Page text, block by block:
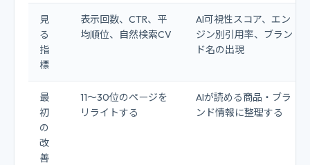
見
る
指
標
表示回数、CTR、平
均順位、自然検索CV
AI可視性スコア、エン
ジン別引用率、ブラン
ド名の出現
最
初
の
改
善
11〜30位のページを
リライトする
AIが読める商品・ブラ
ンド情報に整理する